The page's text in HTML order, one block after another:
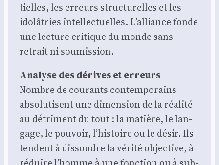
tielles, les erreurs struc­tu­relles et les
ido­lâ­tries intel­lec­tuelles. L’alliance fonde
une lec­ture cri­tique du monde sans
retrait ni sou­mis­sion.
Ana­lyse des dérives et erreurs
Nombre de cou­rants contem­po­rains
abso­lu­tisent une dimen­sion de la réa­li­té
au détri­ment du tout : la matière, le lan­
gage, le pou­voir, l’histoire ou le désir. Ils
tendent à dis­soudre la véri­té objec­tive, à